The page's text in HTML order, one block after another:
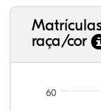
raça/cor
60